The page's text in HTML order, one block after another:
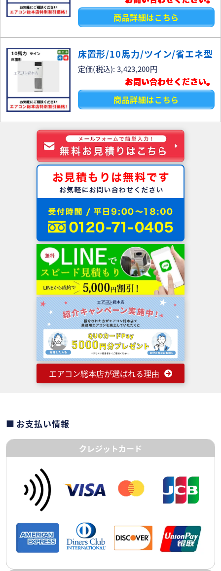
商品詳細はこちら
床置形/10馬力/ツイン/省エネ型
定価(税込): 3,423,200円
お問い合わせください。
商品詳細はこちら
エアコン総本店が選ばれる理由
お支払い情報
クレジットカード